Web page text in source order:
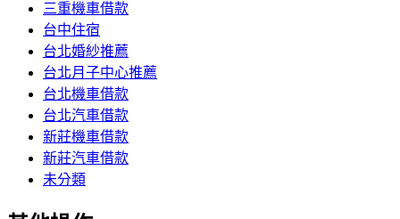
三重機車借款
台中住宿
台北婚紗推薦
台北月子中心推薦
台北機車借款
台北汽車借款
新莊機車借款
新莊汽車借款
未分類